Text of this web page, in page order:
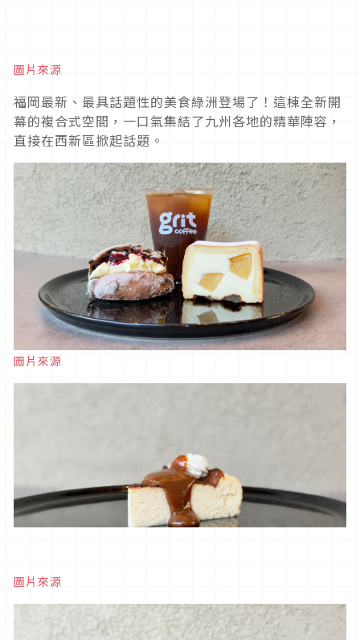
圖片來源
福岡最新、最具話題性的美食綠洲登場了！這棟全新開
幕的複合式空間，一口氣集結了九州各地的精華陣容，
直接在西新區掀起話題。
圖片來源
圖片來源